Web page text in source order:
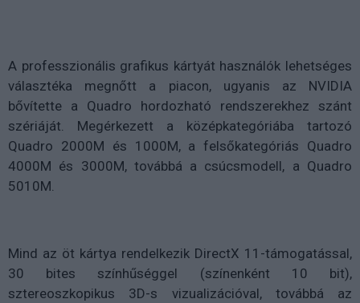
A professzionális grafikus kártyát használók lehetséges
választéka megnőtt a piacon, ugyanis az NVIDIA
bővítette a Quadro hordozható rendszerekhez szánt
szériáját. Megérkezett a középkategóriába tartozó
Quadro 2000M és 1000M, a felsőkategóriás Quadro
4000M és 3000M, továbbá a csúcsmodell, a Quadro
5010M.
Mind az öt kártya rendelkezik DirectX 11-támogatással,
30 bites színhűséggel (színenként 10 bit),
sztereoszkopikus 3D-s vizualizációval, továbbá az